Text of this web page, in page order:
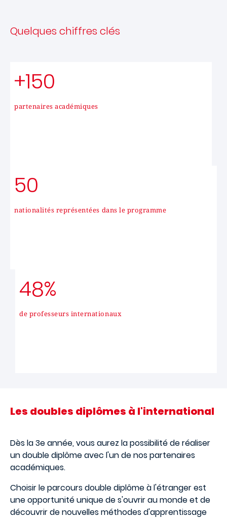
Quelques chiffres clés
+150
partenaires académiques
50
nationalités représentées dans le programme
48%
de professeurs internationaux
Les doubles diplômes à l'international
Dès la 3e année, vous aurez la possibilité de réaliser
un double diplôme avec l'un de nos partenaires
académiques.
Choisir le parcours double diplôme à l'étranger est
une opportunité unique de s'ouvrir au monde et de
découvrir de nouvelles méthodes d'apprentissage